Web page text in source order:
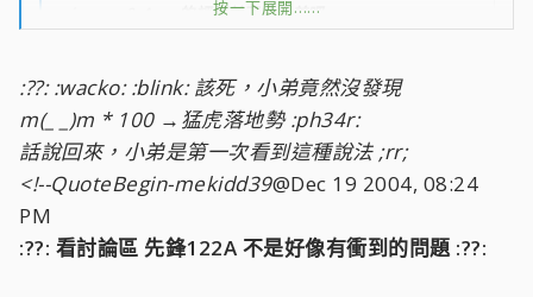
pioneer & Asus的評價並不會很差吧
點燈？這是哪牌的？恕小弟眼拙 ;rr;
既然不知要買哪牌的話，就買lite-on的吧
按一下展開……
嵐之舞大大...點燈牌就是Lite-on喔!!!! :lol: :lol:
Light-on ;) ;rr; :D[/b]
按一下展開……
:??: :wacko: :blink: 該死，小弟竟然沒發現
m(_ _)m * 100 →猛虎落地勢 :ph34r:
話說回來，小弟是第一次看到這種說法 ;rr;
<!--QuoteBegin-mekidd39@Dec 19 2004, 08:24
PM
:??: 看討論區 先鋒122A 不是好像有衝到的問題 :??: